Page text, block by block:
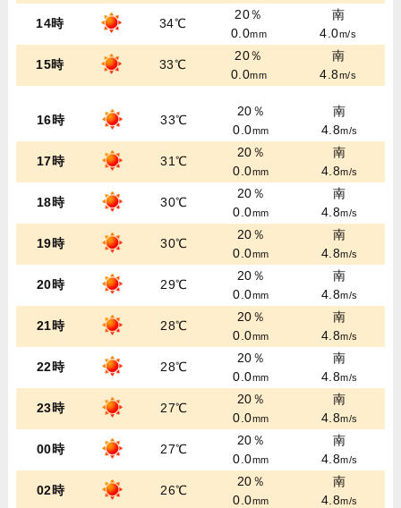
14時 34℃
20％
0.0mm
南
4.0m/s
15時 33℃
20％
0.0mm
南
4.8m/s
16時 33℃
20％
0.0mm
南
4.8m/s
17時 31℃
20％
0.0mm
南
4.8m/s
18時 30℃
20％
0.0mm
南
4.8m/s
19時 30℃
20％
0.0mm
南
4.8m/s
20時 29℃
20％
0.0mm
南
4.8m/s
21時 28℃
20％
0.0mm
南
4.8m/s
22時 28℃
20％
0.0mm
南
4.8m/s
23時 27℃
20％
0.0mm
南
4.8m/s
00時 27℃
20％
0.0mm
南
4.8m/s
02時 26℃
20％
0.0mm
南
4.8m/s